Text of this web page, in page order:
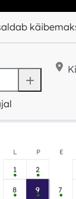
L P E
1 2
8 9 7